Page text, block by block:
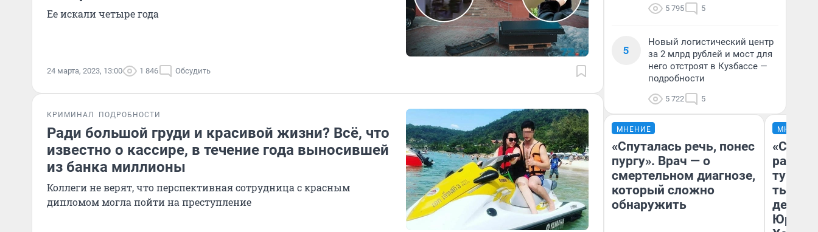
Ее искали четыре года
24 марта, 2023, 13:00 1 846 Обсудить
КРИМИНАЛ ПОДРОБНОСТИ
Ради большой груди и красивой жизни? Всё, что
известно о кассире, в течение года выносившей
из банка миллионы
Коллеги не верят, что перспективная сотрудница с красным
дипломом могла пойти на преступление
5 795 5
5
Новый логистический центр
за 2 млрд рублей и мост для
него отстроят в Кузбассе —
подробности
5 722 5
МНЕНИЕ
«Спуталась речь, понес
пургу». Врач — о
смертельном диагнозе,
который сложно
обнаружить
МНЕНИЕ
тысяч,
день